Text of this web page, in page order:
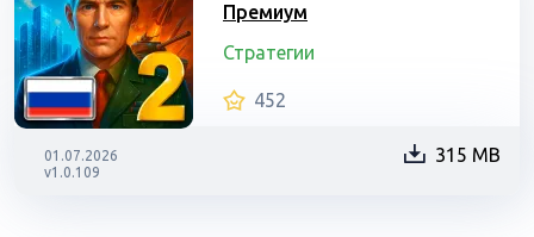
Премиум
Стратегии
452
01.07.2026
v1.0.109
315 MB